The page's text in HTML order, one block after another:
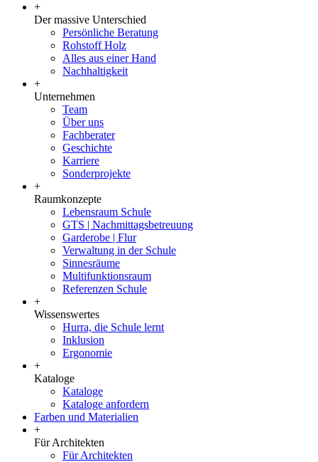
+
Der massive Unterschied
Persönliche Beratung
Rohstoff Holz
Alles aus einer Hand
Nachhaltigkeit
+
Unternehmen
Team
Über uns
Fachberater
Geschichte
Karriere
Sonderprojekte
+
Raumkonzepte
Lebensraum Schule
GTS | Nachmittagsbetreuung
Garderobe | Flur
Verwaltung in der Schule
Sinnesräume
Multifunktionsraum
Referenzen Schule
+
Wissenswertes
Hurra, die Schule lernt
Inklusion
Ergonomie
+
Kataloge
Kataloge
Kataloge anfordern
Farben und Materialien
+
Für Architekten
Für Architekten